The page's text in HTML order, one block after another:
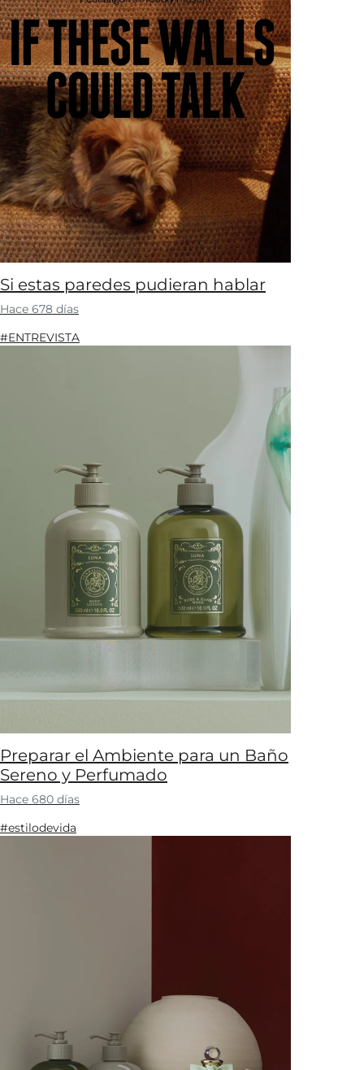
Si estas paredes pudieran hablar
Hace 678 días
#ENTREVISTA
Preparar el Ambiente para un Baño
Sereno y Perfumado
Hace 680 días
#estilodevida